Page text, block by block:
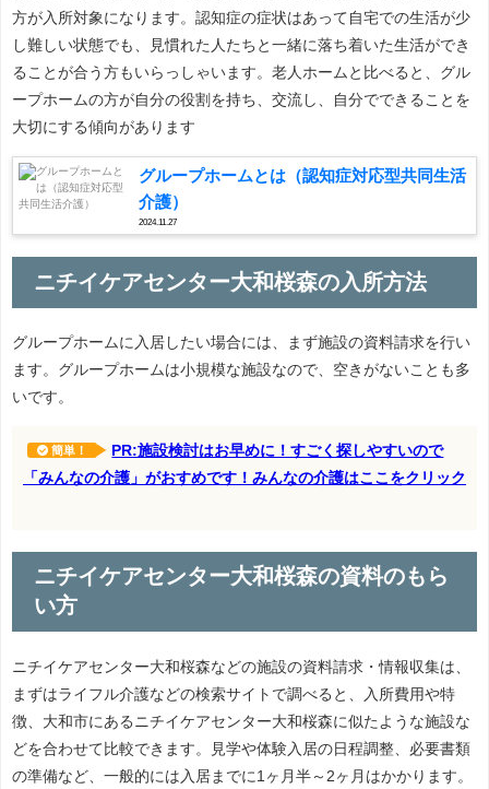
方が入所対象になります。認知症の症状はあって自宅での生活が少
し難しい状態でも、見慣れた人たちと一緒に落ち着いた生活ができ
ることが合う方もいらっしゃいます。老人ホームと比べると、グル
ープホームの方が自分の役割を持ち、交流し、自分でできることを
大切にする傾向があります
グループホームとは（認知症対応型共同生活
介護）
2024.11.27
ニチイケアセンター大和桜森の入所方法
グループホームに入居したい場合には、まず施設の資料請求を行い
ます。グループホームは小規模な施設なので、空きがないことも多
いです。
簡単！
PR:施設検討はお早めに！すごく探しやすいので
「みんなの介護」がおすめです！みんなの介護はここをクリック
ニチイケアセンター大和桜森の資料のもら
い方
ニチイケアセンター大和桜森などの施設の資料請求・情報収集は、
まずはライフル介護などの検索サイトで調べると、入所費用や特
徴、大和市にあるニチイケアセンター大和桜森に似たような施設な
どを合わせて比較できます。見学や体験入居の日程調整、必要書類
の準備など、一般的には入居までに1ヶ月半～2ヶ月はかかります。